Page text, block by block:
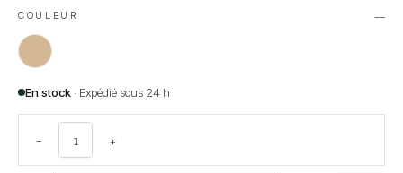
COULEUR —
En stock · Expédié sous 24 h
− +